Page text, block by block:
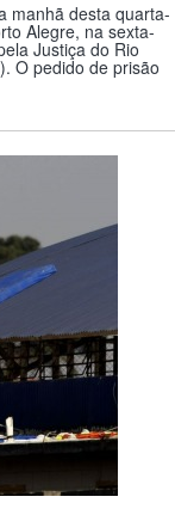
manhã desta quarta-
Alegre, na sexta-
Justiça do Rio
O pedido de prisão